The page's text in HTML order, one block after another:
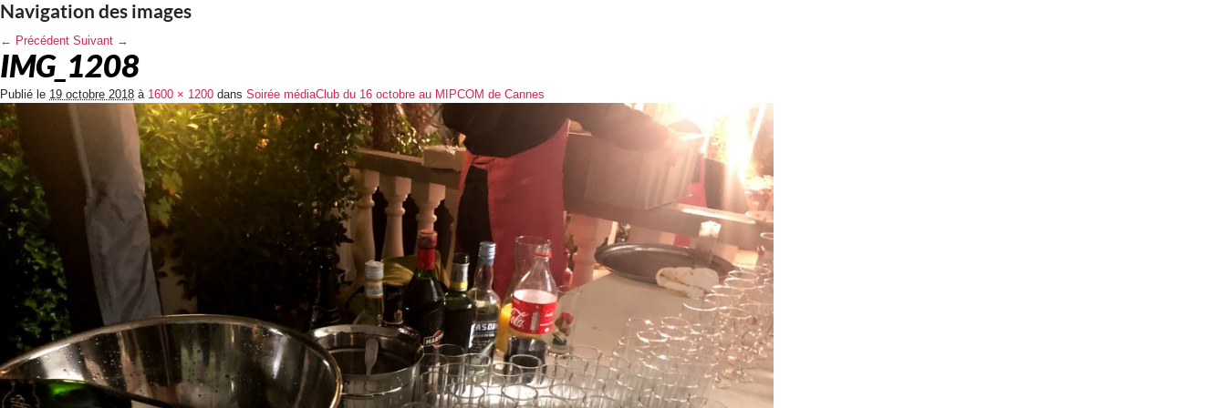
Navigation des images
← Précédent Suivant →
IMG_1208
Publié le 19 octobre 2018 à 1600 × 1200 dans Soirée médiaClub du 16 octobre au MIPCOM de Cannes